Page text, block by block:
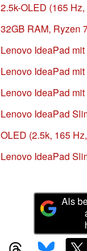
2.5k-OLED (165
32GB RAM, Ryzen
Lenovo IdeaPad
Lenovo IdeaPad
Lenovo IdeaPad
Lenovo IdeaPad
OLED (2.5k, 165
Lenovo IdeaPad
Als